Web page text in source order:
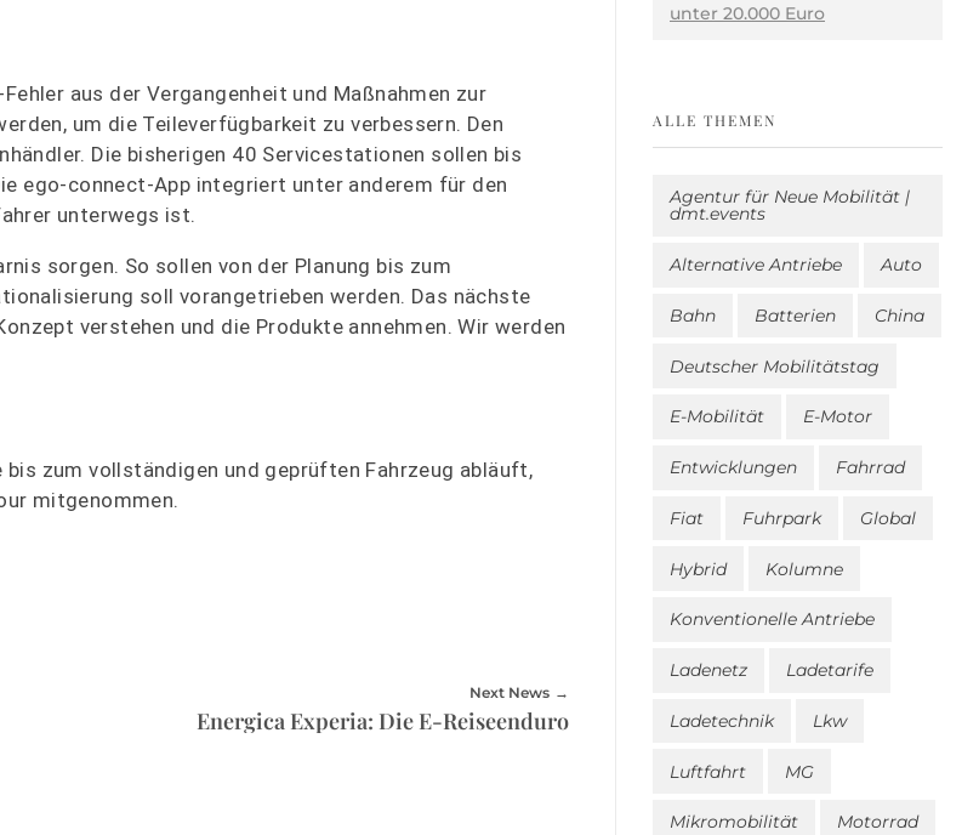
aus der Vergangenheit und Maßnahmen zur
um die Teileverfügbarkeit zu verbessern. Den
Die bisherigen 40 Servicestationen sollen bis
ego-connect-App integriert unter anderem für den
unterwegs ist.
sorgen. So sollen von der Planung bis zum
soll vorangetrieben werden. Das nächste
verstehen und die Produkte annehmen. Wir werden
zum vollständigen und geprüften Fahrzeug abläuft,
mitgenommen.
Next News
Energica Experia: Die E-Reiseenduro
unter 20.000 Euro
ALLE THEMEN
Agentur für Neue Mobilität |
dmt.events
Alternative Antriebe Auto
Bahn Batterien China
Deutscher Mobilitätstag
E-Mobilität E-Motor
Entwicklungen Fahrrad
Fiat Fuhrpark Global
Hybrid Kolumne
Konventionelle Antriebe
Ladenetz Ladetarife
Ladetechnik Lkw
Luftfahrt MG
Mikromobilität Motorrad